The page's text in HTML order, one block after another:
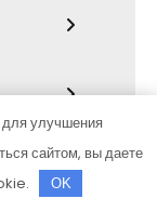
улучшения
сайтом, вы даете
OK